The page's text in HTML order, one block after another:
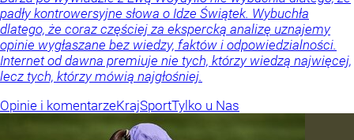
padły kontrowersyjne słowa o Idze Świątek. Wybuchła
dlatego, że coraz częściej za ekspercką analizę uznajemy
opinie wygłaszane bez wiedzy, faktów i odpowiedzialności.
Internet od dawna premiuje nie tych, którzy wiedzą najwięcej,
lecz tych, którzy mówią najgłośniej.
Opinie i komentarzeKrajSportTylko u Nas